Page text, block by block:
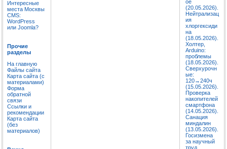
Интересные
места Москвы
CMS:
WordPress
или Joomla?
Прочие
разделы
На главную
Файлы сайта
Карта сайта (с
материалами)
Форма
обратной
связи
Ссылки и
рекомендации
Карта сайта
(без
материалов)
ое
(20.05.2026).
Нейтрализац
ия
хлоргексиди
на
(18.05.2026).
Холтер,
Arduino:
проблемы
(18.05.2026).
Сверхурочн
ые:
120→240ч
(15.05.2026).
Проверка
накопителей
смартфона
(14.05.2026).
Санация
миндалин
(13.05.2026).
Госизмена
за научный
труд